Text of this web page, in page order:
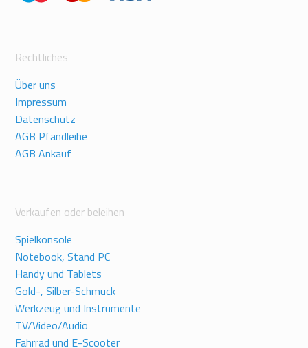
Rechtliches
Über uns
Impressum
Datenschutz
AGB Pfandleihe
AGB Ankauf
Verkaufen oder beleihen
Spielkonsole
Notebook, Stand PC
Handy und Tablets
Gold-, Silber-Schmuck
Werkzeug und Instrumente
TV/Video/Audio
Fahrrad und E-Scooter